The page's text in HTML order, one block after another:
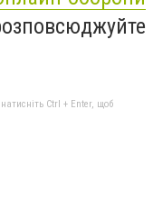
Ctrl + Enter, щоб